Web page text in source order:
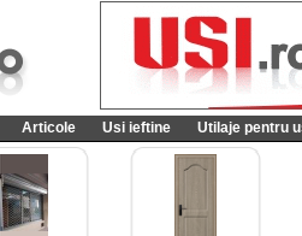
Articole Usi ieftine Utilaje pentru